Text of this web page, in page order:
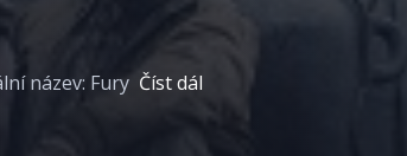
název: Fury Číst dál